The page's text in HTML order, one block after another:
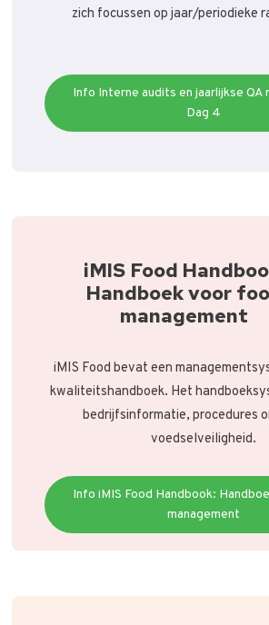
zich focussen op jaar/periodieke
Info Interne audits en jaarlijkse QA
Dag 4
iMIS Food
Handboek voor
management
iMIS Food bevat een
kwaliteitshandboek. Het
bedrijfsinformatie, procedures
voedselveiligheid.
Info iMIS Food Handbook:
management